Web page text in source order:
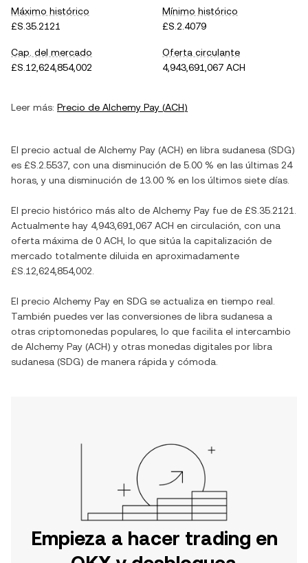
Máximo histórico
£S.35.2121
Mínimo histórico
£S.2.4079
Cap. del mercado
£S.12,624,854,002
Oferta circulante
4,943,691,067 ACH
Leer más: Precio de Alchemy Pay (ACH)
El precio actual de Alchemy Pay (ACH) en libra sudanesa (SDG)
es £S.2.5537 , con una disminución de 5.00 % en las últimas 24
horas, y una disminución de 13.00 % en los últimos siete días.
El precio histórico más alto de Alchemy Pay fue de £S.35.2121
Actualmente hay 4,943,691,067 ACH en circulación, con una
oferta máxima de 0 ACH , lo que sitúa la capitalización de
mercado totalmente diluida en aproximadamente
£S.12,624,854,002
El precio Alchemy Pay en SDG se actualiza en tiempo real.
También puedes ver las conversiones de libra sudanesa a
otras criptomonedas populares, lo que facilita el intercambio
de Alchemy Pay (ACH) y otras monedas digitales por libra
sudanesa (SDG) de manera rápida y cómoda.
Empieza a hacer trading en